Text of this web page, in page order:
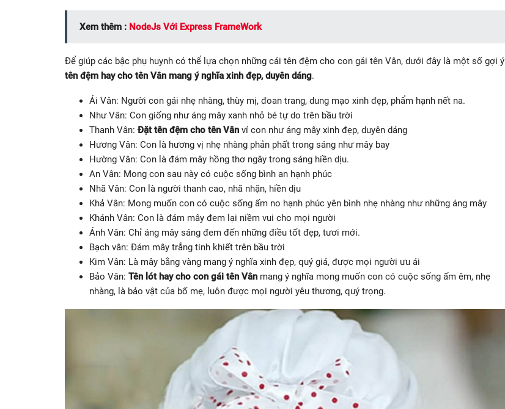
Xem thêm : NodeJs Với Express FrameWork
Để giúp các bậc phụ huynh có thể lựa chọn những cái tên đệm cho con gái tên Vân, dưới đây là một số gợi ý
tên đệm hay cho tên Vân mang ý nghĩa xinh đẹp, duyên dáng.
Ái Vân: Người con gái nhẹ nhàng, thùy mị, đoan trang, dung mạo xinh đẹp, phẩm hạnh nết na.
Như Vân: Con giống như áng mây xanh nhỏ bé tự do trên bầu trời
Thanh Vân: Đặt tên đệm cho tên Vân ví con như áng mây xinh đẹp, duyên dáng
Hương Vân: Con là hương vị nhẹ nhàng phản phất trong sáng như mây bay
Hường Vân: Con là đám mây hồng thơ ngây trong sáng hiền dịu.
An Vân: Mong con sau này có cuộc sống bình an hạnh phúc
Nhã Vân: Con là người thanh cao, nhã nhặn, hiền dịu
Khả Vân: Mong muốn con có cuộc sống ấm no hạnh phúc yên bình nhẹ nhàng như những áng mây
Khánh Vân: Con là đám mây đem lại niềm vui cho mọi người
Ánh Vân: Chỉ áng mây sáng đem đến những điều tốt đẹp, tươi mới.
Bạch vân: Đám mây trắng tinh khiết trên bầu trời
Kim Vân: Là mây bằng vàng mang ý nghĩa xinh đẹp, quý giá, được mọi người ưu ái
Bảo Vân: Tên lót hay cho con gái tên Vân mang ý nghĩa mong muốn con có cuộc sống ấm êm, nhẹ
nhàng, là bảo vật của bố mẹ, luôn được mọi người yêu thương, quý trọng.